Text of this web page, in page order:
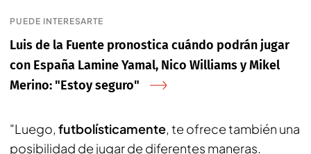
PUEDE INTERESARTE
Luis de la Fuente pronostica cuándo podrán jugar
con España Lamine Yamal, Nico Williams y Mikel
Merino: "Estoy seguro"
"Luego, futbolísticamente, te ofrece también una
posibilidad de jugar de diferentes maneras.